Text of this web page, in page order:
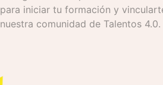
para iniciar tu formación y
nuestra comunidad de Talentos 4.0.